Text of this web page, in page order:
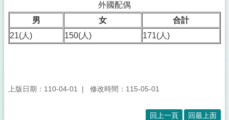
外國配偶
男
女
合計
21(人)
150(人) 171(人)
上版日期：110-04-01 修改時間：115-05-01
回上一頁 回最上面